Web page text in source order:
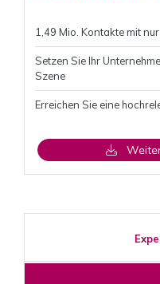
1,49 Mio. Kontakte mit
Setzen Sie Ihr
Szene
Erreichen Sie eine